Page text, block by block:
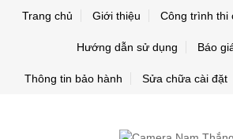
Trang chủ Giới thiệu Công trình thi
Hướng dẫn sử dụng Báo
Thông tin bảo hành Sửa chữa cài đặt